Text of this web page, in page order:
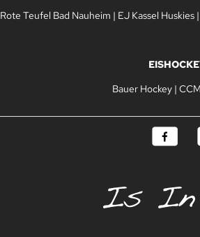
Rote Teufel Bad Nauheim | EJ Kassel Huskies |
Bauer Hockey|